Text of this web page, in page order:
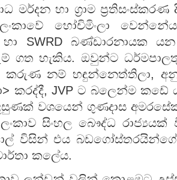
මර්දන හා ග්‍රාම ප්‍රතිසංස්කරණ
හෝචිමිංලා
හා SWRD බණ්ඩාරනායක
ගත හැකිය. ඔවුන්ට
කරුණ නම් හඳුන්නෙත්තිලා,
කරද්දී, JVP ට බලෙන්ම
වශයෙන් ගුණදාස
සිංහල බෞද්ධ
විසින් එය
කලේය.